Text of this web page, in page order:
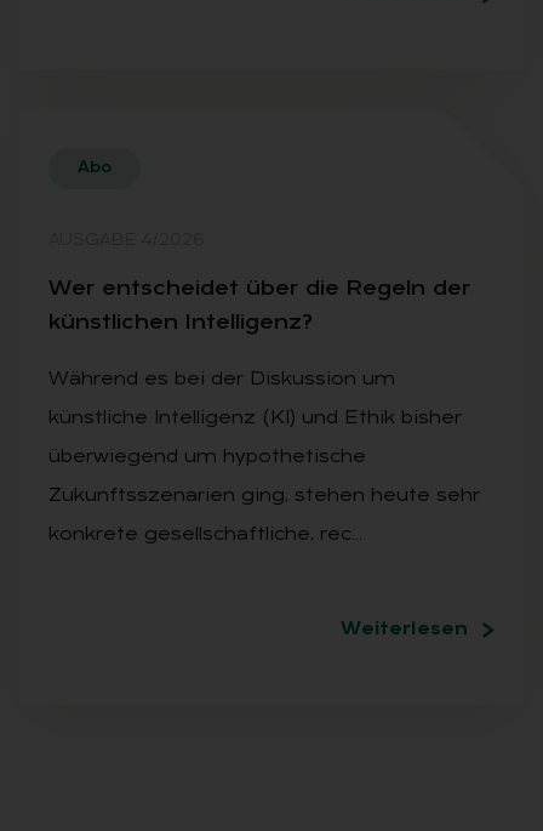
Abo
Wer ent­schei­det über die Re­geln der
künst­li­chen In­tel­li­genz?
Während es bei der Diskussion um
künstliche Intelligenz (KI) und Ethik bisher
überwiegend um hypothetische
Zukunftsszenarien ging, stehen heute sehr
konkrete gesellschaftliche, rec…
Weiterlesen